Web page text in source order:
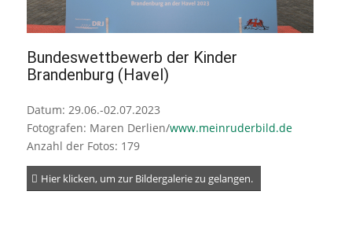
Bundeswettbewerb der Kinder
Brandenburg (Havel)
Datum: 29.06.-02.07.2023
Fotografen: Maren Derlien/www.meinruderbild.de
Anzahl der Fotos: 179
Hier klicken, um zur Bildergalerie zu gelangen.